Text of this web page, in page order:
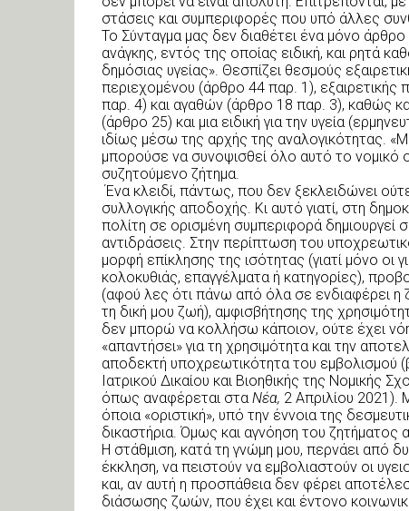
στάσεις και συμπεριφορές που υπό άλλες
Το Σύνταγμα μας δεν διαθέτει ένα μόνο
ανάγκης, εντός της οποίας ειδική, και ρητά
δημόσιας υγείας». Θεσπίζει θεσμούς
περιεχομένου (άρθρο 44 παρ. 1),
παρ. 4) και αγαθών (άρθρο 18 παρ. 3), καθώς
(άρθρο 25) και μια ειδική για την υγεία
ιδίως μέσω της αρχής της αναλογικότητας.
μπορούσε να συνοψισθεί όλο αυτό το νομικό
συζητούμενο ζήτημα.
Ένα κλειδί, πάντως, που δεν ξεκλειδώνει
συλλογικής αποδοχής. Κι αυτό γιατί, στη
πολίτη σε ορισμένη συμπεριφορά δημιουργεί
αντιδράσεις. Στην περίπτωση του
μορφή επίκλησης της ισότητας (γιατί μόνο οι
κολοκυθιάς, επαγγέλματα ή κατηγορίες),
(αφού λες ότι πάνω από όλα σε ενδιαφέρει
τη δική μου ζωή), αμφισβήτησης της
δεν μπορώ να κολλήσω κάποιον, ούτε έχει
«απαντήσει» για τη χρησιμότητα και την
αποδεκτή υποχρεωτικότητα του
Ιατρικού Δικαίου και Βιοηθικής της Νομικής
όπως αναφέρεται σταΝέα, 2 Απριλίου 2021).
όποια «οριστική», υπό την έννοια της
δικαστήρια. Όμως και αγνόηση του ζητήματος
Η στάθμιση, κατά τη γνώμη μου, περνάει από
έκκληση, να πειστούν να εμβολιαστούν οι
και, αν αυτή η προσπάθεια δεν φέρει
διάσωσης ζωών, που έχει και έντονο